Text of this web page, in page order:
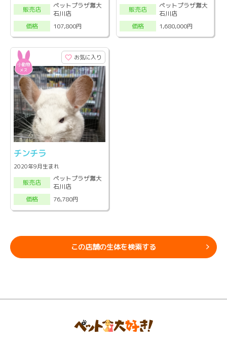
販売店
ペットプラザ灘大
石川店
価格
107,800円
販売店
ペットプラザ灘大
石川店
価格
1,680,000円
お気に入り
チンチラ
2020年9月生まれ
販売店
ペットプラザ灘大
石川店
価格
76,780円
この店舗の生体を検索する